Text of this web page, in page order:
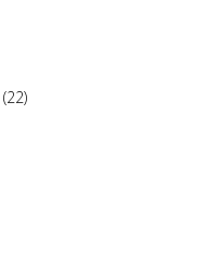
(22)